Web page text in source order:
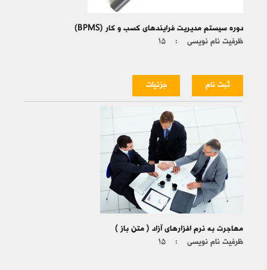
دوره سیستم مدیریت فرایندهای کسب و کار (BPMS)
ظرفیت نام نویسی : ۱۵
ثبت نام جزئیات
مهاجرت به نرم افزارهای آزاد ( متن باز )
ظرفیت نام نویسی : ۱۵